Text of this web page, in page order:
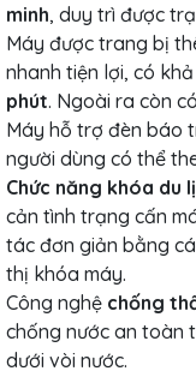
minh, duy trì được
Máy được trang bị
nhanh tiện lợi, có
phút. Ngoài ra còn
Máy hỗ trợ đèn báo
người dùng có thể
Chức năng khóa du
cản tình trạng cấn
tác đơn giản bằng
thị khóa máy.
Công nghệ chống
chống nước an toàn
dưới vòi nước.